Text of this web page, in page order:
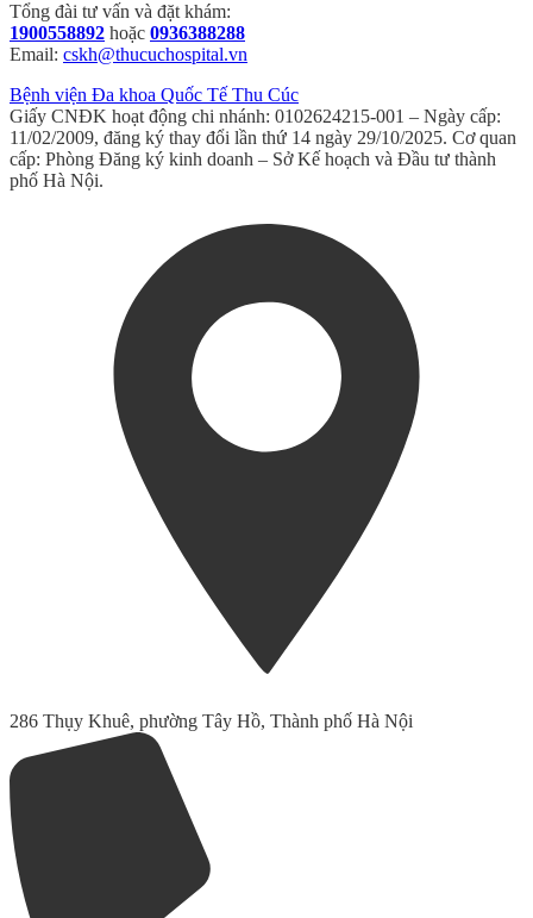
Tổng đài tư vấn và đặt khám:
1900558892 hoặc 0936388288
Email: cskh@thucuchospital.vn
Bệnh viện Đa khoa Quốc Tế Thu Cúc
Giấy CNĐK hoạt động chi nhánh: 0102624215-001 – Ngày cấp:
11/02/2009, đăng ký thay đổi lần thứ 14 ngày 29/10/2025. Cơ quan
cấp: Phòng Đăng ký kinh doanh – Sở Kế hoạch và Đầu tư thành
phố Hà Nội.
286 Thụy Khuê, phường Tây Hồ, Thành phố Hà Nội